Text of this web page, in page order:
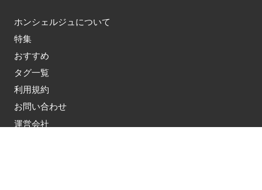
ホンシェルジュについて
特集
おすすめ
タグ一覧
利用規約
お問い合わせ
運営会社